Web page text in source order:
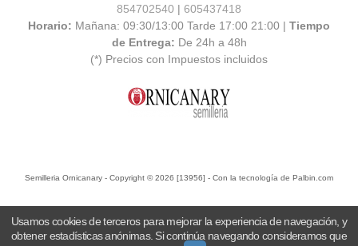
854702540 | 605437418
Horario: Mañana: 09:30/13:00 Tarde 17:00 21:00 | Tiempo
de Entrega: De 24h a 48h
(*) Precios con Impuestos incluidos
Semilleria Ornicanary - Copyright © 2026 [13956] - Con la tecnología de Palbin.com
Usamos cookies de terceros para mejorar la experiencia de navegación, y
obtener estadísticas anónimas. Si continúa navegando consideramos que